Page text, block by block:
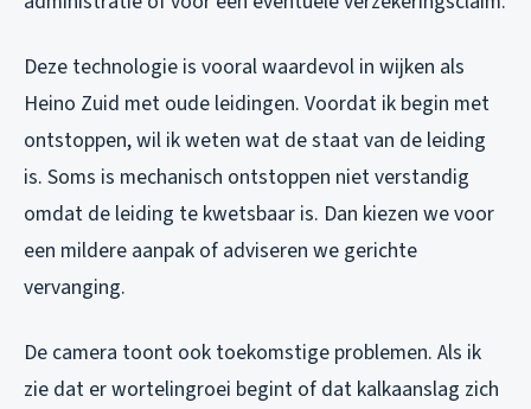
Deze technologie is vooral waardevol in wijken als
Heino Zuid met oude leidingen. Voordat ik begin met
ontstoppen, wil ik weten wat de staat van de leiding
is. Soms is mechanisch ontstoppen niet verstandig
omdat de leiding te kwetsbaar is. Dan kiezen we voor
een mildere aanpak of adviseren we gerichte
vervanging.
De camera toont ook toekomstige problemen. Als ik
zie dat er wortelingroei begint of dat kalkaanslag zich